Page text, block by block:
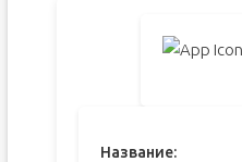
Название: